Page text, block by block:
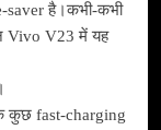
saver है।कभी-कभी
Vivo V23 में यह
कुछ fast-charging